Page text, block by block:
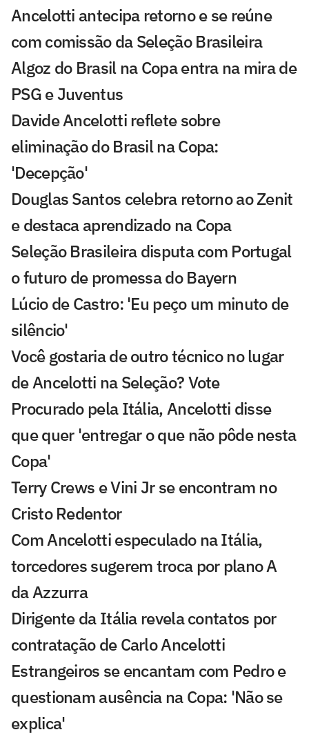
Ancelotti antecipa retorno e se reúne
com comissão da Seleção Brasileira
Algoz do Brasil na Copa entra na mira de
PSG e Juventus
Davide Ancelotti reflete sobre
eliminação do Brasil na Copa:
'Decepção'
Douglas Santos celebra retorno ao Zenit
e destaca aprendizado na Copa
Seleção Brasileira disputa com Portugal
o futuro de promessa do Bayern
Lúcio de Castro: 'Eu peço um minuto de
silêncio'
Você gostaria de outro técnico no lugar
de Ancelotti na Seleção? Vote
Procurado pela Itália, Ancelotti disse
que quer 'entregar o que não pôde nesta
Copa'
Terry Crews e Vini Jr se encontram no
Cristo Redentor
Com Ancelotti especulado na Itália,
torcedores sugerem troca por plano A
da Azzurra
Dirigente da Itália revela contatos por
contratação de Carlo Ancelotti
Estrangeiros se encantam com Pedro e
questionam ausência na Copa: 'Não se
explica'